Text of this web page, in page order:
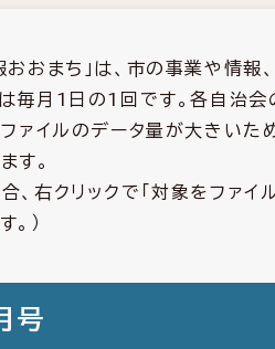
おおまち」は、市の事業や情報
毎月1日の1回です。各自治会
ァイルのデータ量が大きいた
す。
、右クリックで「対象をファ
。）
号